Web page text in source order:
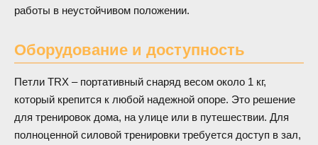
работы в неустойчивом положении.
Оборудование и доступность
Петли TRX – портативный снаряд весом около 1 кг,
который крепится к любой надежной опоре. Это решение
для тренировок дома, на улице или в путешествии. Для
полноценной силовой тренировки требуется доступ в зал,